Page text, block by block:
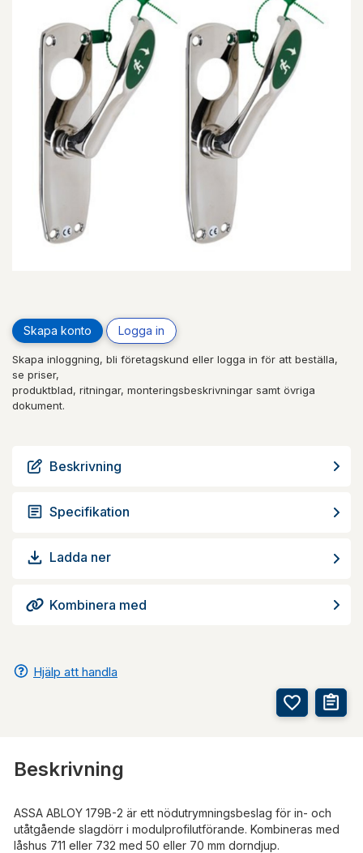
Skapa konto Logga in
Skapa inloggning, bli företagskund eller logga in för att beställa,
se priser,
produktblad, ritningar, monteringsbeskrivningar samt övriga
dokument.
Beskrivning
Specifikation
Ladda ner
Kombinera med
Hjälp att handla
Beskrivning
ASSA ABLOY 179B-2 är ett nödutrymningsbeslag för in- och
utåtgående slagdörr i modulprofilutförande. Kombineras med
låshus 711 eller 732 med 50 eller 70 mm dorndjup.